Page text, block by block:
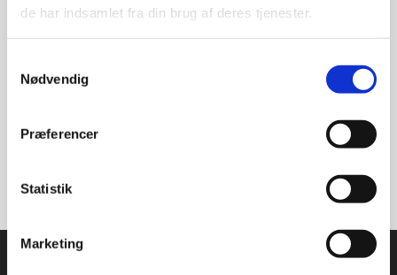
de har indsamlet fra din brug af deres tjenester.
Nødvendig
Præferencer
Statistik
Marketing
land rig på kulturarv, moderne
overvejer...